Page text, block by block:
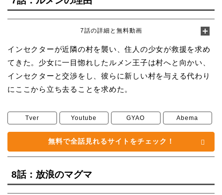
7話の詳細と無料動画
インセクターが近隣の村を襲い、住人の少女が救援を求め
てきた。少女に一目惚れしたルメン王子は村へと向かい、
インセクターと交渉をし、彼らに新しい村を与える代わり
にここから立ち去ることを求めた。
Tver Youtube GYAO Abema
無料で全話見れるサイトをチェック！
8話：放浪のマグマ